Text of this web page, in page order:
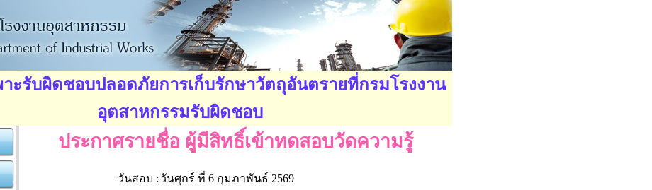
ะรับผิดชอบปลอดภัยการเก็บรักษาวัตถุอันตรายที่กรมโรงงาน
อุตสาหกรรมรับผิดชอบ
ประกาศรายชื่อ ผู้มีสิทธิ์เข้าทดสอบวัดความรู้
วันสอบ : วันศุกร์ ที่ 6 กุมภาพันธ์ 2569